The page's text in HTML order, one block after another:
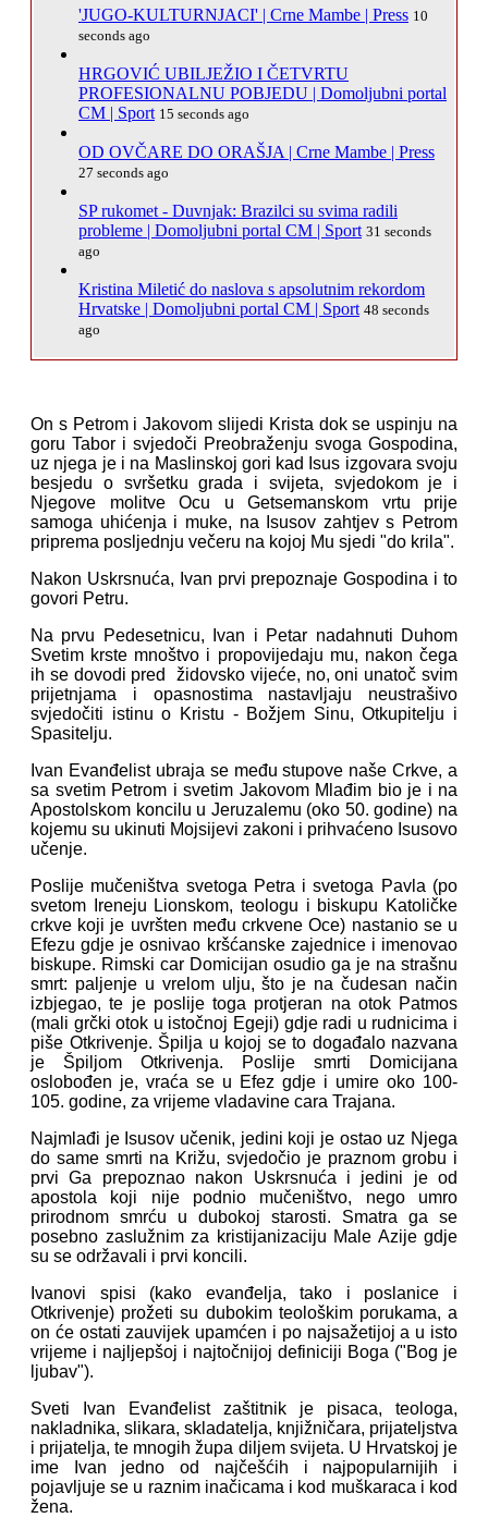
'JUGO-KULTURNJACI' | Crne Mambe | Press 10
seconds ago
HRGOVIĆ UBILJEŽIO I ČETVRTU
PROFESIONALNU POBJEDU | Domoljubni portal
CM | Sport 15 seconds ago
OD OVČARE DO ORAŠJA | Crne Mambe | Press
27 seconds ago
SP rukomet - Duvnjak: Brazilci su svima radili
probleme | Domoljubni portal CM | Sport 31 seconds
ago
Kristina Miletić do naslova s apsolutnim rekordom
Hrvatske | Domoljubni portal CM | Sport 48 seconds
ago
On s Petrom i Jakovom slijedi Krista dok se uspinju na
goru Tabor i svjedoči Preobraženju svoga Gospodina,
uz njega je i na Maslinskoj gori kad Isus izgovara svoju
besjedu o svršetku grada i svijeta, svjedokom je i
Njegove molitve Ocu u Getsemanskom vrtu prije
samoga uhićenja i muke, na Isusov zahtjev s Petrom
priprema posljednju večeru na kojoj Mu sjedi "do krila".
Nakon Uskrsnuća, Ivan prvi prepoznaje Gospodina i to
govori Petru.
Na prvu Pedesetnicu, Ivan i Petar nadahnuti Duhom
Svetim krste mnoštvo i propovijedaju mu, nakon čega
ih se dovodi pred židovsko vijeće, no, oni unatoč svim
prijetnjama i opasnostima nastavljaju neustrašivo
svjedočiti istinu o Kristu - Božjem Sinu, Otkupitelju i
Spasitelju.
Ivan Evanđelist ubraja se među stupove naše Crkve, a
sa svetim Petrom i svetim Jakovom Mlađim bio je i na
Apostolskom koncilu u Jeruzalemu (oko 50. godine) na
kojemu su ukinuti Mojsijevi zakoni i prihvaćeno Isusovo
učenje.
Poslije mučeništva svetoga Petra i svetoga Pavla (po
svetom Ireneju Lionskom, teologu i biskupu Katoličke
crkve koji je uvršten među crkvene Oce) nastanio se u
Efezu gdje je osnivao kršćanske zajednice i imenovao
biskupe. Rimski car Domicijan osudio ga je na strašnu
smrt: paljenje u vrelom ulju, što je na čudesan način
izbjegao, te je poslije toga protjeran na otok Patmos
(mali grčki otok u istočnoj Egeji) gdje radi u rudnicima i
piše Otkrivenje. Špilja u kojoj se to događalo nazvana
je Špiljom Otkrivenja. Poslije smrti Domicijana
oslobođen je, vraća se u Efez gdje i umire oko 100-
105. godine, za vrijeme vladavine cara Trajana.
Najmlađi je Isusov učenik, jedini koji je ostao uz Njega
do same smrti na Križu, svjedočio je praznom grobu i
prvi Ga prepoznao nakon Uskrsnuća i jedini je od
apostola koji nije podnio mučeništvo, nego umro
prirodnom smrću u dubokoj starosti. Smatra ga se
posebno zaslužnim za kristijanizaciju Male Azije gdje
su se održavali i prvi koncili.
Ivanovi spisi (kako evanđelja, tako i poslanice i
Otkrivenje) prožeti su dubokim teološkim porukama, a
on će ostati zauvijek upamćen i po najsažetijoj a u isto
vrijeme i najljepšoj i najtočnijoj definiciji Boga ("Bog je
ljubav").
Sveti Ivan Evanđelist zaštitnik je pisaca, teologa,
nakladnika, slikara, skladatelja, knjižničara, prijateljstva
i prijatelja, te mnogih župa diljem svijeta. U Hrvatskoj je
ime Ivan jedno od najčešćih i najpopularnijih i
pojavljuje se u raznim inačicama i kod muškaraca i kod
žena.